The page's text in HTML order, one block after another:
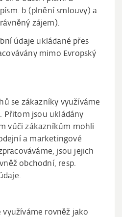
b (plnění smlouvy) a
zájem).
údaje ukládané přes
mimo Evropský
se zákazníky využíváme
Přitom jsou ukládány
vůči zákazníkům mohli
a marketingové
jsou jejich
obchodní, resp.
využíváme rovněž jako